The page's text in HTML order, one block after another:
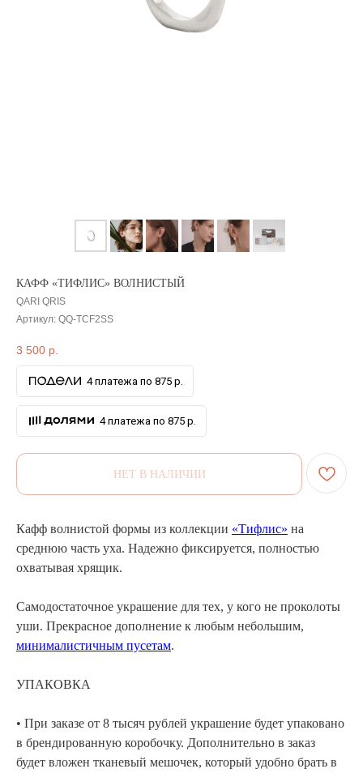
КАФФ «ТИФЛИС» ВОЛНИСТЫЙ
QARI QRIS
Артикул: QQ-TCF2SS
3 500 р.
4 платежа по 875 р.
4 платежа по 875 р.
НЕТ В НАЛИЧИИ
Кафф волнистой формы из коллекции «Тифлис» на
среднюю часть уха. Надежно фиксируется, полностью
охватывая хрящик.
Самодостаточное украшение для тех, у кого не проколоты
уши. Прекрасное дополнение к любым небольшим,
минималистичным пусетам.
УПАКОВКА
• При заказе от 8 тысяч рублей украшение будет упаковано
в брендированную коробочку. Дополнительно в заказ
будет вложен тканевый мешочек, который удобно брать в
ВОЗВРАТ И ГАРАНТИЯ
АРХИВНЫЙ СЕЙЛ
Road